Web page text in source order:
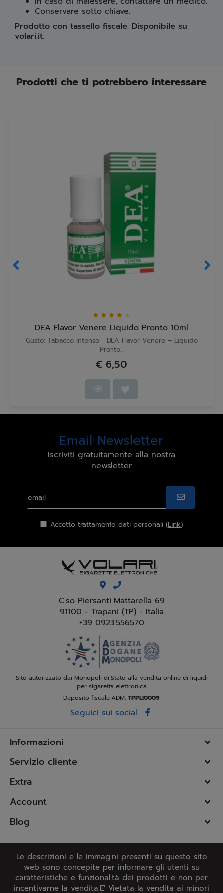
Conservare sotto chiave.
Prodotto con tassello fiscale. Disponibile su
volari.it.
Prodotti che ti potrebbero interessare
DEA Flavor Venere Liquido Pronto 10ml
Gusto: Tabacco Intenso DEA Flavor Venere – Liquido
Pronto...
€ 6,50
Email Newsletter
Iscriviti gratuitamente alla nostra
newsletter
Accetto trattamento dati personali (Link)
C.so Piersanti Mattarella 69
91100 - Trapani (TP) - Italia
+39 0923.556570
Sito autorizzato dai Monopoli di Stato alla vendita online di liquidi
per sigaretta elettronica
Deposito fiscale ADM: TPPLI0009
Seguici sui social
Informazioni
Servizio cliente
Extra
Account
Blog
Le descrizioni e le immagini presenti su questo sito
web sono concepite per informare gli utenti su
caratteristiche e funzionalità dei prodotti e non per
incentivarne la vendita.E' Vietata la vendita ai minori